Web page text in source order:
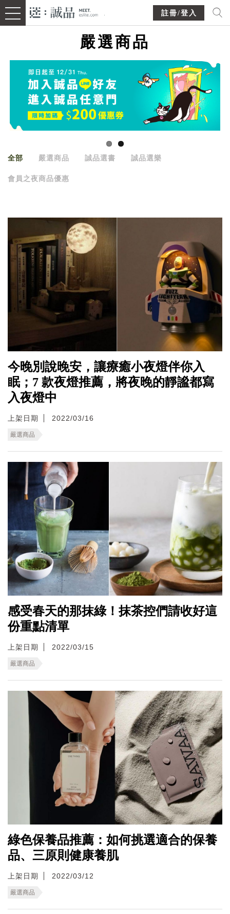
註冊/登入
嚴選商品
全部 嚴選商品 誠品選書 誠品選樂
會員之夜商品優惠
今晚別說晚安，讓療癒小夜燈伴你入
眠；7 款夜燈推薦，將夜晚的靜謐都寫
入夜燈中
上架日期 2022/03/16
嚴選商品
感受春天的那抹綠！抹茶控們請收好這
份重點清單
上架日期 2022/03/15
嚴選商品
綠色保養品推薦：如何挑選適合的保養
品、三原則健康養肌
上架日期 2022/03/12
嚴選商品